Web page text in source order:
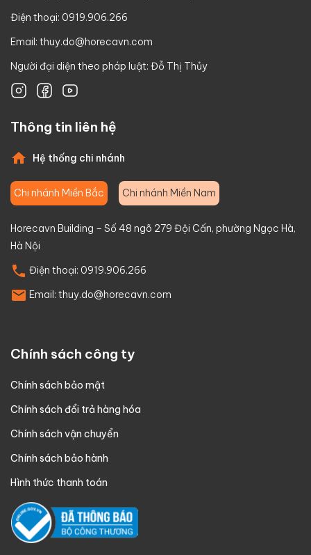
Điện thoại: 0919.906.266
Email: thuy.do@horecavn.com
Người đại diện theo pháp luật: Đỗ Thị Thủy
Thông tin liên hệ
Hệ thống chi nhánh
Chi nhánh Miền Bắc Chi nhánh Miền Nam
Horecavn Building – Số 48 ngõ 279 Đội Cấn, phường Ngọc Hà,
Hà Nội
Điện thoại: 0919.906.266
Email: thuy.do@horecavn.com
Chính sách công ty
Chính sách bảo mật
Chính sách đổi trả hàng hóa
Chính sách vận chuyển
Chính sách bảo hành
Hình thức thanh toán